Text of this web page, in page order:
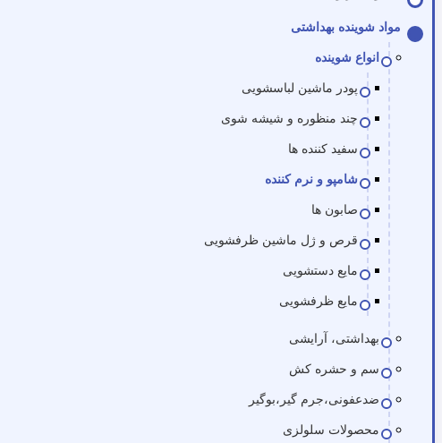
مواد شوینده بهداشتی
انواع شوینده
پودر ماشین لباسشویی
چند منظوره و شیشه شوی
سفید کننده ها
شامپو و نرم کننده
صابون ها
قرص و ژل ماشین ظرفشویی
مایع دستشویی
مایع ظرفشویی
بهداشتی، آرایشی
سم و حشره کش
ضدعفونی،جرم گیر،بوگیر
محصولات سلولزی